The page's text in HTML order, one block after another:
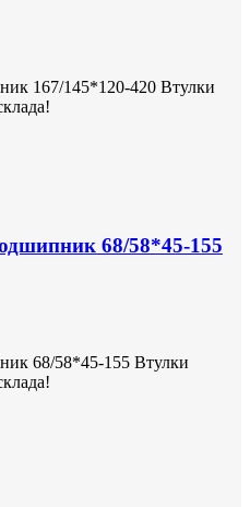
167/145*120-420 Втулки
68/58*45-155
68/58*45-155 Втулки